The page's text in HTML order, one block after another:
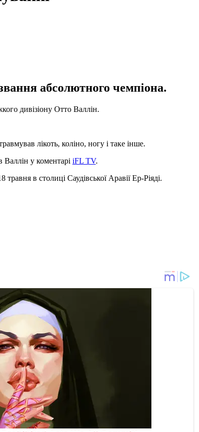
абсолютного чемпіона.
дивізіону Отто Валлін.
лікоть, коліно, ногу і таке інше.
у коментарі iFL TV.
в столиці Саудівської Аравії Ер-Ріяді.